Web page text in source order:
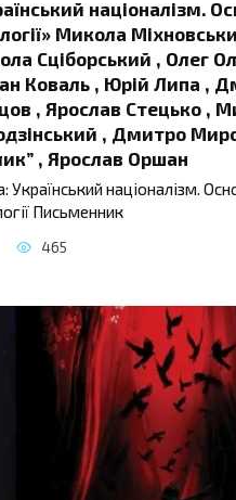
націоналізм.
Микола
Сціборський , Олег
Коваль , Юрій Липа ,
, Ярослав Стецько ,
, Дмитро
, Ярослав Оршан
Український націоналізм.
Письменник
465